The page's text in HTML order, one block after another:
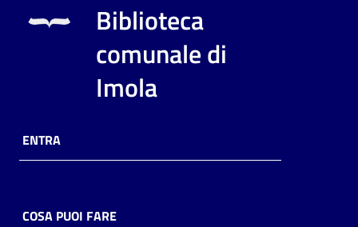
Biblioteca
comunale di
Imola
ENTRA
COSA PUOI FARE